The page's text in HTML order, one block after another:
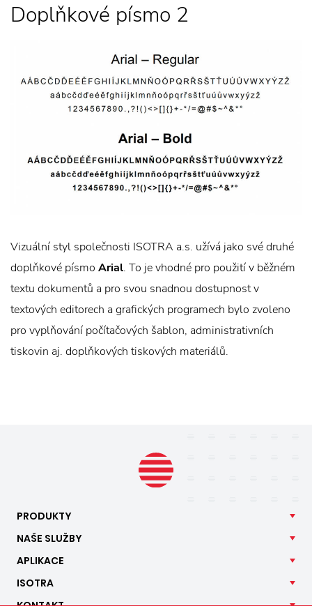
Doplňkové písmo 2
Vizuální styl společnosti ISOTRA a.s. užívá jako své druhé
doplňkové písmo Arial. To je vhodné pro použití v běžném
textu dokumentů a pro svou snadnou dostupnost v
textových editorech a grafických programech bylo zvoleno
pro vyplňování počítačových šablon, administrativních
tiskovin aj. doplňkových tiskových materiálů.
PRODUKTY
NAŠE SLUŽBY
APLIKACE
ISOTRA